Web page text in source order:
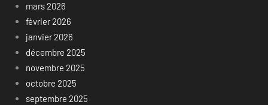
mars 2026
février 2026
janvier 2026
décembre 2025
novembre 2025
octobre 2025
septembre 2025